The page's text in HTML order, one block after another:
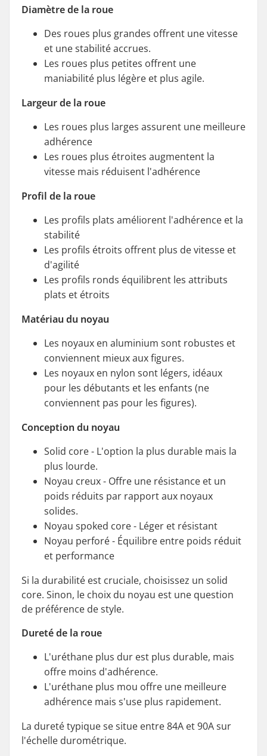
Diamètre de la roue
Des roues plus grandes offrent une vitesse
et une stabilité accrues.
Les roues plus petites offrent une
maniabilité plus légère et plus agile.
Largeur de la roue
Les roues plus larges assurent une meilleure
adhérence
Les roues plus étroites augmentent la
vitesse mais réduisent l'adhérence
Profil de la roue
Les profils plats améliorent l'adhérence et la
stabilité
Les profils étroits offrent plus de vitesse et
d'agilité
Les profils ronds équilibrent les attributs
plats et étroits
Matériau du noyau
Les noyaux en aluminium sont robustes et
conviennent mieux aux figures.
Les noyaux en nylon sont légers, idéaux
pour les débutants et les enfants (ne
conviennent pas pour les figures).
Conception du noyau
Solid core - L'option la plus durable mais la
plus lourde.
Noyau creux - Offre une résistance et un
poids réduits par rapport aux noyaux
solides.
Noyau spoked core - Léger et résistant
Noyau perforé - Équilibre entre poids réduit
et performance
Si la durabilité est cruciale, choisissez un solid
core. Sinon, le choix du noyau est une question
de préférence de style.
Dureté de la roue
L'uréthane plus dur est plus durable, mais
offre moins d'adhérence.
L'uréthane plus mou offre une meilleure
adhérence mais s'use plus rapidement.
La dureté typique se situe entre 84A et 90A sur
l'échelle durométrique.